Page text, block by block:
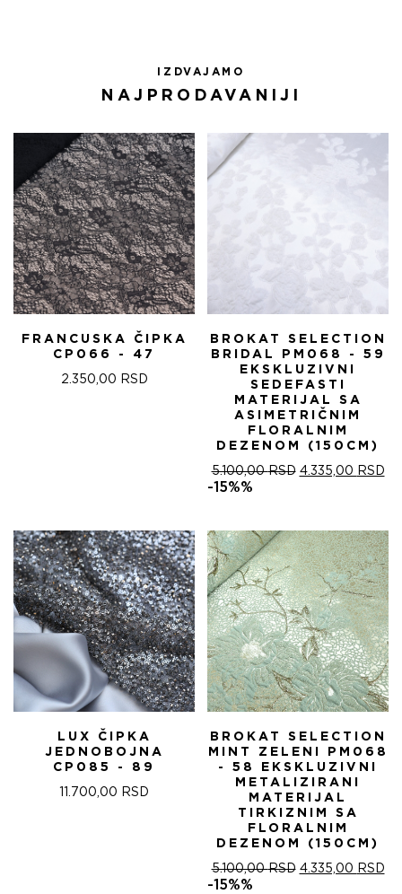
IZDVAJAMO
NAJPRODAVANIJI
FRANCUSKA ČIPKA
CP066 - 47
2.350,00 RSD
BROKAT SELECTION
BRIDAL PM068 - 59
EKSKLUZIVNI
SEDEFASTI
MATERIJAL SA
ASIMETRIČNIM
FLORALNIM
DEZENOM (150CM)
5.100,00RSD ОРИГИНАЛНА
5.100,00 RSD.
4.335,00 RSD
-15%%
LUX ČIPKA
JEDNOBOJNA
CP085 - 89
11.700,00 RSD
BROKAT SELECTION
MINT ZELENI PM068
- 58 EKSKLUZIVNI
METALIZIRANI
MATERIJAL
TIRKIZNIM SA
FLORALNIM
DEZENOM (150CM)
5.100,00RSD ОРИГИНАЛНА
4.335,00 RSD
-15%%